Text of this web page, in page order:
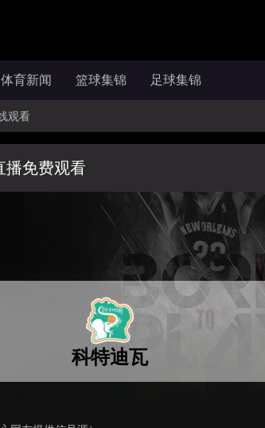
体育新闻 篮球集锦 足球集锦
观看
播免费观看
科特迪瓦